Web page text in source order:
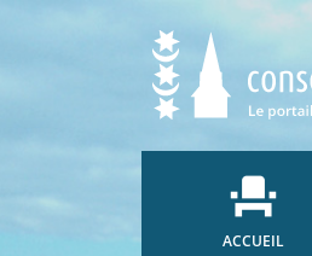
event_seat
ACCUEIL